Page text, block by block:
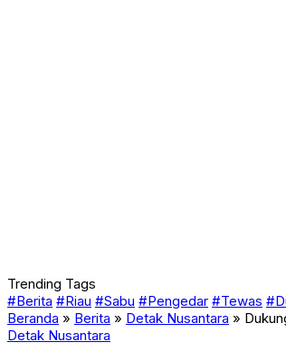
Trending Tags
#Berita #Riau #Sabu #Pengedar #Tewas
Beranda » Berita » Detak Nusantara »
Detak Nusantara